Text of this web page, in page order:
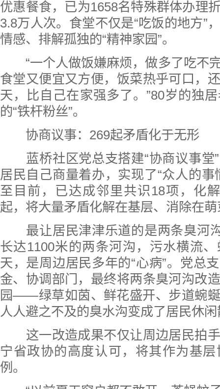
优惠餐食，已为1658名特殊群体办理
3.8万人次。食堂不仅是“吃饭的地方”
情感、排解孤独的“精神家园”。
“一个人做饭嫌麻烦，做多了吃不
食堂又便宜又方便，饭菜热乎可口，
天，比自己在家强多了。”80岁的独
的“铁杆粉丝”。
协商议事：269起矛盾化于无形
蓝桥社区党总支搭建“协商议事堂”
居民自己商量着办，实现了“众人的事
至目前，已达成邻里共识18项，化
起，将大量矛盾化解在基层、消除在
最让居民津津乐道的是两条臭河沟
长达1100米的两条河沟，污水横流
天，是周边居民多年的“心病”。党总
金、协调部门，最终将两条臭河沟改
园——绿草如茵、鲜花盛开、步道蜿
人人避之不及的臭水沟变成了居民休
这一改造成果不仅让周边居民拍手
宁省政协的高度认可，将其作为基
例。